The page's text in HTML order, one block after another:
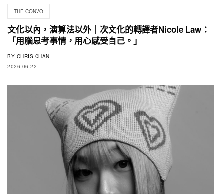
THE CONVO
文化以內，演算法以外｜次文化的轉譯者Nicole Law：
「用腦思考事情，用心感受自己。」
BY CHRIS CHAN
2026-06-22